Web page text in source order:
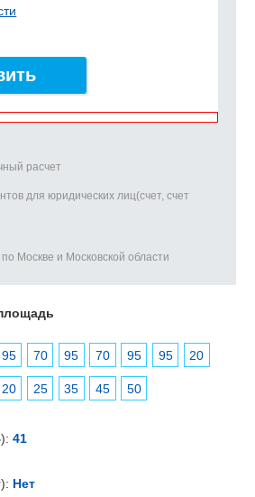
расчет
для юридических лиц(счет, счет
Москве и Московской области
95 70 95 70 95 95 20
20 25 35 45 50
41
Нет